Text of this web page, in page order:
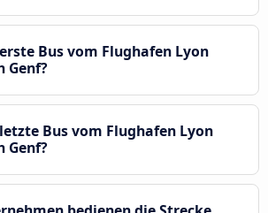
Bus vom Flughafen Lyon
Genf?
Bus vom Flughafen Lyon
Genf?